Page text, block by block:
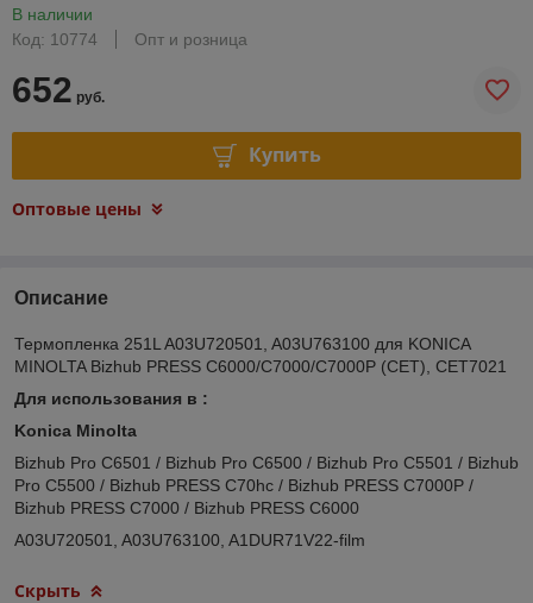
В наличии
Код: 10774
Опт и розница
652 руб.
Купить
Оптовые цены
Описание
Термопленка 251L A03U720501, A03U763100 для KONICA
MINOLTA Bizhub PRESS C6000/C7000/C7000P (CET), CET7021
Для использования в :
Konica Minolta
Bizhub Pro C6501 / Bizhub Pro C6500 / Bizhub Pro C5501 / Bizhub
Pro C5500 / Bizhub PRESS C70hc / Bizhub PRESS C7000P /
Bizhub PRESS C7000 / Bizhub PRESS C6000
A03U720501, A03U763100, A1DUR71V22-film
Скрыть